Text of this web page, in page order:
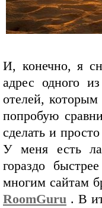
И, конечно, я
адрес одного
отелей,
попробую
сделать и
У меня есть
гораздо
многим сайтам
RoomGuru . В